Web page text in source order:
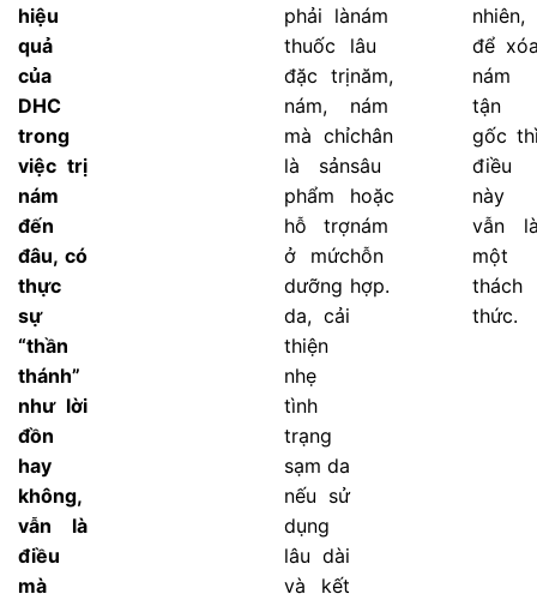
hiệu
quả
của
DHC
trong
việc trị
nám
đến
đâu, có
thực
sự
“thần
thánh”
như lời
đồn
hay
không,
vẫn là
điều
mà
phải là
thuốc
đặc trị
nám,
mà chỉ
là sản
phẩm
hỗ trợ
ở mức
dưỡng
da, cải
thiện
nhẹ
tình
trạng
sạm da
nếu sử
dụng
lâu dài
và kết
nám
lâu
năm,
nám
chân
sâu
hoặc
nám
hỗn
hợp.
nhiên,
để
nám
tận
gốc
điều
này
vẫn
một
thách
thức.